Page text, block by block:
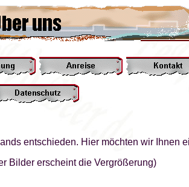
entschieden. Hier möchten wir Ihnen
Bilder erscheint die Vergrößerung)